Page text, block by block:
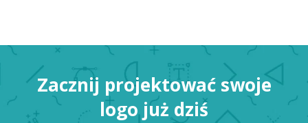
Zacznij projektować swoje
logo już dziś